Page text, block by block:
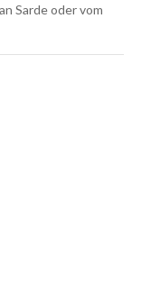
Sarde oder vom